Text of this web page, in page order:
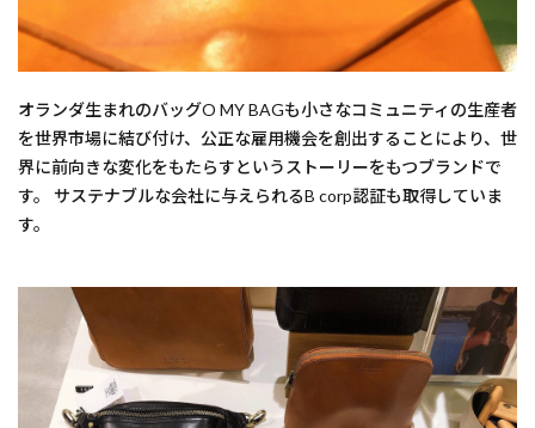
オランダ生まれのバッグO MY BAGも小さなコミュニティの生産者
を世界市場に結び付け、公正な雇用機会を創出することにより、世
界に前向きな変化をもたらすというストーリーをもつブランドで
す。 サステナブルな会社に与えられるB corp認証も取得していま
す。